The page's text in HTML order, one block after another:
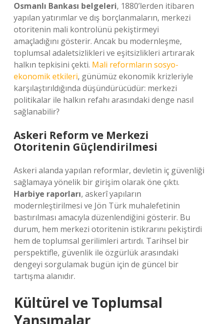
Osmanlı Bankası belgeleri, 1880’lerden itibaren
yapılan yatırımlar ve dış borçlanmaların, merkezi
otoritenin mali kontrolünü pekiştirmeyi
amaçladığını gösterir. Ancak bu modernleşme,
toplumsal adaletsizlikleri ve eşitsizlikleri artırarak
halkın tepkisini çekti. Mali reformların sosyo-
ekonomik etkileri, günümüz ekonomik krizleriyle
karşılaştırıldığında düşündürücüdür: merkezi
politikalar ile halkın refahı arasındaki denge nasıl
sağlanabilir?
Askeri Reform ve Merkezi
Otoritenin Güçlendirilmesi
Askeri alanda yapılan reformlar, devletin iç güvenliği
sağlamaya yönelik bir girişim olarak öne çıktı.
Harbiye raporları, askerî yapıların
modernleştirilmesi ve Jön Türk muhalefetinin
bastırılması amacıyla düzenlendiğini gösterir. Bu
durum, hem merkezi otoritenin istikrarını pekiştirdi
hem de toplumsal gerilimleri artırdı. Tarihsel bir
perspektifle, güvenlik ile özgürlük arasındaki
dengeyi sorgulamak bugün için de güncel bir
tartışma alanıdır.
Kültürel ve Toplumsal
Yansımalar